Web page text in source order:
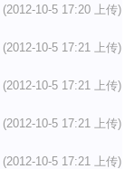
(2012-10-5 17:20 上传)
(2012-10-5 17:21 上传)
(2012-10-5 17:21 上传)
(2012-10-5 17:21 上传)
(2012-10-5 17:21 上传)